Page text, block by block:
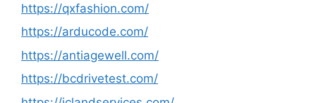
https://qxfashion.com/
https://arducode.com/
https://antiagewell.com/
https://bcdrivetest.com/